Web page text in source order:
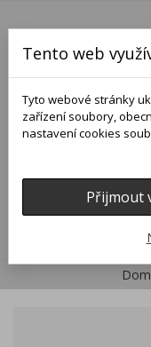
Tento web
Tyto webové stránky
zařízení soubory,
nastavení cookies
Přijmout